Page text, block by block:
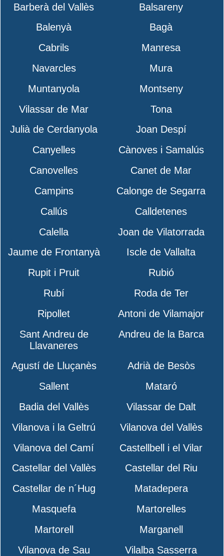
Barberà del Vallès
Balsareny
Balenyà
Bagà
Cabrils
Manresa
Navarcles
Mura
Muntanyola
Montseny
Vilassar de Mar
Tona
Julià de Cerdanyola
Joan Despí
Canyelles
Cànoves i Samalús
Canovelles
Canet de Mar
Campins
Calonge de Segarra
Callús
Calldetenes
Calella
Joan de Vilatorrada
Jaume de Frontanyà
Iscle de Vallalta
Rupit i Pruit
Rubió
Rubí
Roda de Ter
Ripollet
Antoni de Vilamajor
Sant Andreu de
Llavaneres
Andreu de la Barca
Agustí de Lluçanès
Adrià de Besòs
Sallent
Mataró
Badia del Vallès
Vilassar de Dalt
Vilanova i la Geltrú
Vilanova del Vallès
Vilanova del Camí
Castellbell i el Vilar
Castellar del Vallès
Castellar del Riu
Castellar de n´Hug
Matadepera
Masquefa
Martorelles
Martorell
Marganell
Vilanova de Sau
Vilalba Sasserra